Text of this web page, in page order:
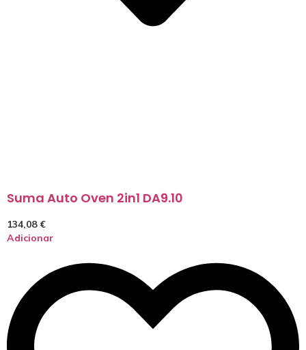
Suma Auto Oven 2in1 DA9.10
134,08 €
Adicionar